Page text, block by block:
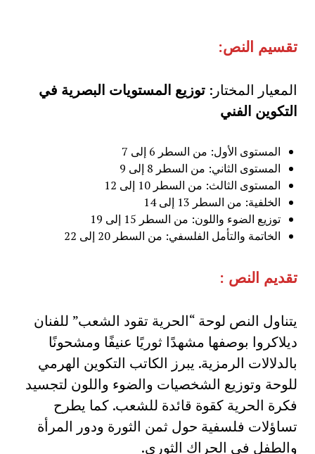
تقسيم النص:
المعيار المختار: توزيع المستويات البصرية في
التكوين الفني
المستوى الأول: من السطر 6 إلى 7
المستوى الثاني: من السطر 8 إلى 9
المستوى الثالث: من السطر 10 إلى 12
الخلفية: من السطر 13 إلى 14
توزيع الضوء واللون: من السطر 15 إلى 19
الخاتمة والتأمل الفلسفي: من السطر 20 إلى 22
تقديم النص :
يتناول النص لوحة “الحرية تقود الشعب” للفنان
ديلاكروا بوصفها مشهدًا ثوريًا عنيفًا ومشحونًا
بالدلالات الرمزية. يبرز الكاتب التكوين الهرمي
للوحة وتوزيع الشخصيات والضوء واللون لتجسيد
فكرة الحرية كقوة قائدة للشعب. كما يطرح
تساؤلات فلسفية حول ثمن الثورة ودور المرأة
والطفل في الحراك الثوري.